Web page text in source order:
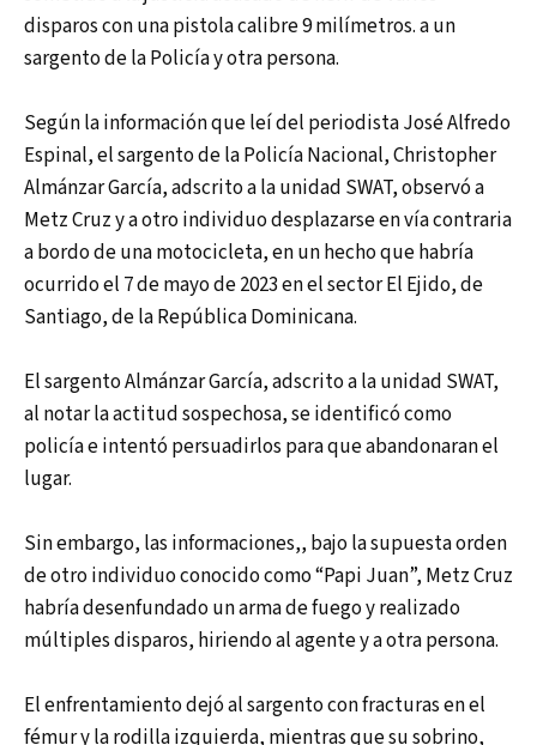
disparos con una pistola calibre 9 milímetros. a un
sargento de la Policía y otra persona.
Según la información que leí del periodista José Alfredo
Espinal, el sargento de la Policía Nacional, Christopher
Almánzar García, adscrito a la unidad SWAT, observó a
Metz Cruz y a otro individuo desplazarse en vía contraria
a bordo de una motocicleta, en un hecho que habría
ocurrido el 7 de mayo de 2023 en el sector El Ejido, de
Santiago, de la República Dominicana.
El sargento Almánzar García, adscrito a la unidad SWAT,
al notar la actitud sospechosa, se identificó como
policía e intentó persuadirlos para que abandonaran el
lugar.
Sin embargo, las informaciones,, bajo la supuesta orden
de otro individuo conocido como “Papi Juan”, Metz Cruz
habría desenfundado un arma de fuego y realizado
múltiples disparos, hiriendo al agente y a otra persona.
El enfrentamiento dejó al sargento con fracturas en el
fémur y la rodilla izquierda, mientras que su sobrino,